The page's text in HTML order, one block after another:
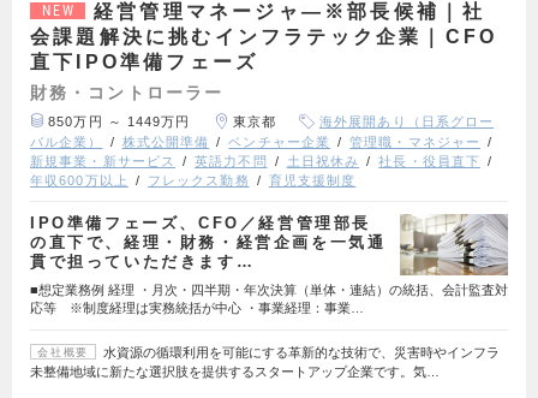
NEW
経営管理マネージャ―※部長候補｜社
会課題解決に挑むインフラテック企業｜CFO
直下IPO準備フェーズ
財務・コントローラー
850万円 ～ 1449万円 東京都
海外展開あり（日系グロー
バル企業）
株式公開準備 ベンチャー企業
管理職・マネジャー
新規事業・新サービス
英語力不問 土日祝休み
社長・役員直下
年収600万以上
フレックス勤務 育児支援制度
IPO準備フェーズ、CFO／経営管理部長
の直下で、経理・財務・経営企画を一気通
貫で担っていただきます…
■想定業務例 経理 ・月次・四半期・年次決算（単体・連結）の統括、会計監査対
応等 ※制度経理は実務統括が中心 ・事業経理：事業…
会社概要
水資源の循環利用を可能にする革新的な技術で、災害時やインフラ
未整備地域に新たな選択肢を提供するスタートアップ企業です。気…